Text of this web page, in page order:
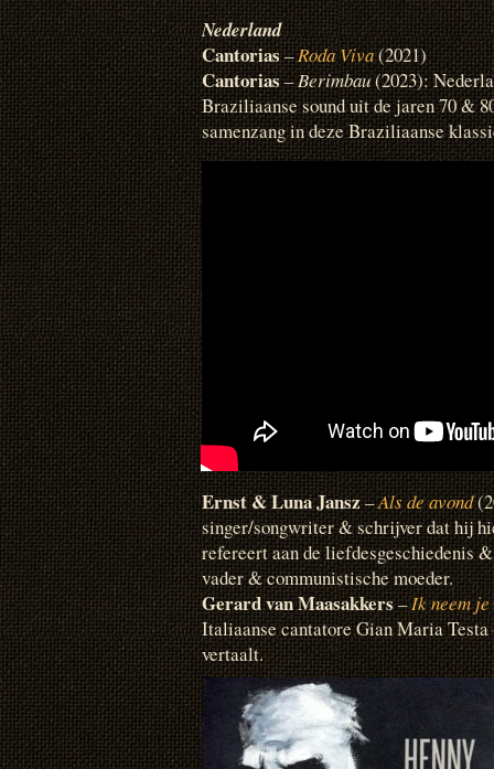
Nederland
Cantorias–Roda Viva(2021)
Cantorias–Berimbau(2023):
Braziliaanse sound uit de jaren 70 &
samenzang in deze Braziliaanse
Ernst & Luna Jansz–Als de avond
singer/songwriter & schrijver dat hij
refereert aan de liefdesgeschiedenis
vader & communistische moeder.
Gerard van Maasakkers–Ik neem je
Italiaanse cantatore Gian Maria
vertaalt.